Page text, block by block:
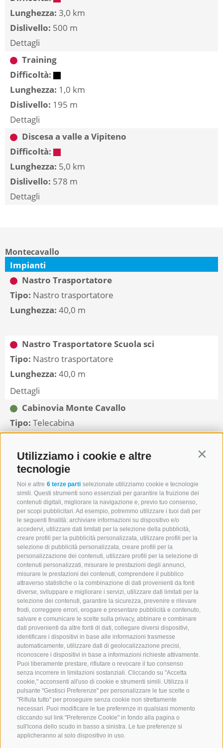
Utilizziamo i cookie e altre
tecnologie
Noi e altre 6 terze parti selezionate utilizziamo cookie e tecnologie
simili. Questi strumenti sono essenziali per garantire la fruizione dei
contenuti digitali, migliorare la navigazione e, previo tuo consenso,
per scopi pubblicitari. Ad esempio, potremmo utilizzare i tuoi dati per
le seguenti finalità: archiviare informazioni su dispositivo e/o
accedervi, utilizzare dati limitati per la selezione della pubblicità,
creare profili per la pubblicità personalizzata, utilizzare profili per la
selezione di pubblicità personalizzata, creare profili per la
personalizzazione dei contenuti, utilizzare profili per la selezione di
contenuti personalizzati, misurare le prestazioni degli annunci,
misurare le prestazioni dei contenuti, comprendere il pubblico
attraverso statistiche o la combinazione di dati provenienti da fonti
diverse, sviluppare e migliorare i servizi, utilizzare dati limitati per la
selezione dei contenuti, garantire la sicurezza, prevenire e rilevare
frodi, correggere errori, erogare e presentare pubblicità e contenuto,
salvare e comunicare le scelte sulla privacy, abbinare e combinare
dati provenienti da altre fonti di dati, collegare diversi dispositivi,
identificare i dispositivi in base alle informazioni trasmesse
automaticamente, utilizzare dati di geolocalizzazione precisi,
riconoscere i dispositivi in base a informazioni richieste attivamente.
Puoi liberamente prestare, rifiutare o revocare il tuo consenso
senza incorrere in limitazioni sostanziali. Cliccando su "Accetta
cookie," acconsenti all'uso di cookie e strumenti simili. Utilizza il
pulsante "Gestisci Preferenze" per personalizzare le tue scelte o
"Rifiuta tutto" per proseguire senza cookie non strettamente
necessari. Puoi modificare le tue preferenze in qualsiasi momento
cliccando sul link "Preferenze Cookie" in fondo alla pagina o
sull'icona dello scudo in basso a sinistra. Le tue preferenze si
applicheranno al solo dispositivo in uso.
Lunghezza: 3,0 km
Dislivello: 500 m
Dettagli
Training
Difficoltà:
Lunghezza: 1,0 km
Dislivello: 195 m
Dettagli
Discesa a valle a Vipiteno
Difficoltà:
Lunghezza: 5,0 km
Dislivello: 578 m
Dettagli
Montecavallo
Impianti
Nastro Trasportatore
Tipo: Nastro trasportatore
Lunghezza: 40,0 m
Nastro Trasportatore Scuola sci
Tipo: Nastro trasportatore
Lunghezza: 40,0 m
Dettagli
Cabinovia Monte Cavallo
Tipo: Telecabina
Dettagli
Panorama - Telemix 6/8
Tipo:Telemix
Lunghezza:790,0 m
Stock
Tipo:Seggiovia
Lunghezza:1,0 km
Montecavallo
Piste da slittino
Monte Cavallo Mountain Coaster
Lunghezza:1,0 km
Dislivello:273 m
Dettagli
Pista da slittino a Monte Cavallo